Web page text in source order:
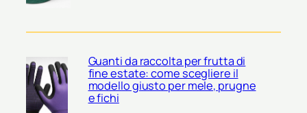
Guanti da raccolta per frutta di
fine estate: come scegliere il
modello giusto per mele, prugne
e fichi